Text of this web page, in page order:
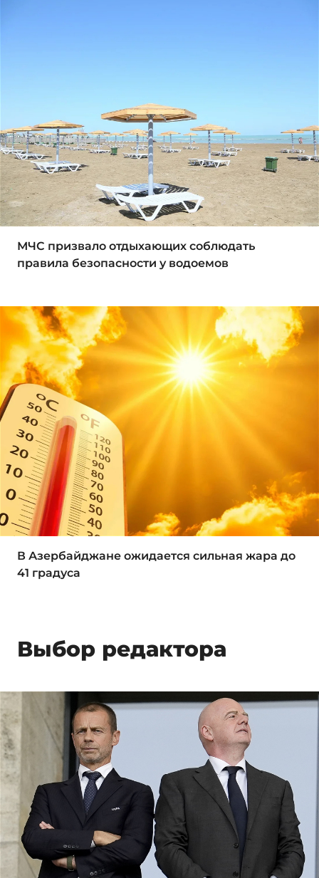
МЧС призвало отдыхающих соблюдать
правила безопасности у водоемов
В Азербайджане ожидается сильная жара до
41 градуса
Выбор редактора